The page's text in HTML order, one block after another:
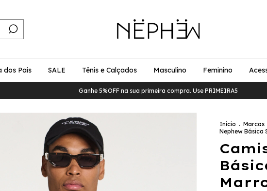
dos Pais SALE Tênis e Calçados Masculino Feminino
Ganhe 5%OFF na sua primeira compra. Use PRIMEIRA5
Início . Marcas
Nephew Básica